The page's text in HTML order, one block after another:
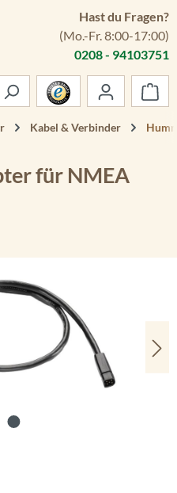
Hast du Fragen?
(Mo.-Fr. 8:00-17:00)
0208 - 94103751
Kabel & Verbinder
für NMEA